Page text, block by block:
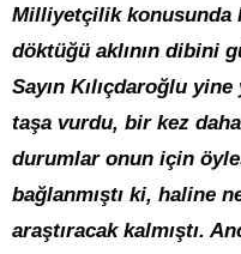
Milliyetçilik konusunda
döktüğü aklının dibini
Sayın Kılıçdaroğlu
taşa vurdu, bir kez
durumlar onun için
bağlanmıştı ki, haline
araştıracak kalmıştı.